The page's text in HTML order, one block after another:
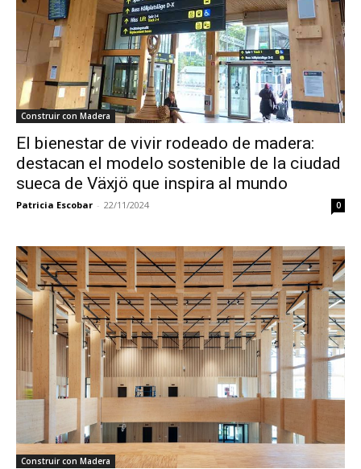
Construir con Madera
El bienestar de vivir rodeado de madera:
destacan el modelo sostenible de la ciudad
sueca de Växjö que inspira al mundo
Patricia Escobar - 22/11/2024 0
Construir con Madera